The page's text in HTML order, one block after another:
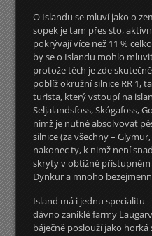
O Islandu se mluví jako o
sopek je tam přes sto,
pokrývají více než 11 %
by se o Islandu mohlo
protože těch je zde
poblíž okružní silnice RR 1,
turista, který vstoupí na
Seljalandsfoss, Skógafoss,
nimž je nutné absolvovat
silnice (za všechny –
nakonec ty, k nimž není
skryty v obtížně
Dynkur a mnoho
Island má i jednu specialitu
dávno zaniklé farmy
báječně poslouží jako horká